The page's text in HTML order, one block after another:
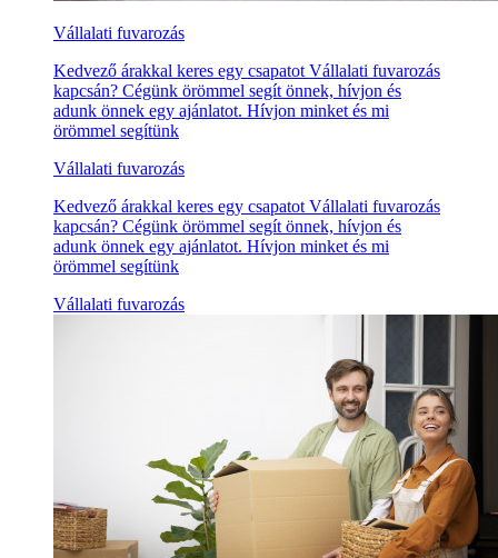
Vállalati fuvarozás
Kedvező árakkal keres egy csapatot Vállalati fuvarozás
kapcsán? Cégünk örömmel segít önnek, hívjon és
adunk önnek egy ajánlatot. Hívjon minket és mi
örömmel segítünk
Vállalati fuvarozás
Kedvező árakkal keres egy csapatot Vállalati fuvarozás
kapcsán? Cégünk örömmel segít önnek, hívjon és
adunk önnek egy ajánlatot. Hívjon minket és mi
örömmel segítünk
Vállalati fuvarozás